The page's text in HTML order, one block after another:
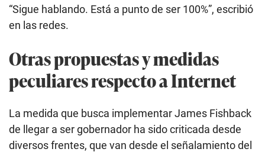
“Sigue hablando. Está a punto de ser 100%”, escribió
en las redes.
Otras propuestas y medidas
peculiares respecto a Internet
La medida que busca implementar James Fishback
de llegar a ser gobernador ha sido criticada desde
diversos frentes, que van desde el señalamiento del